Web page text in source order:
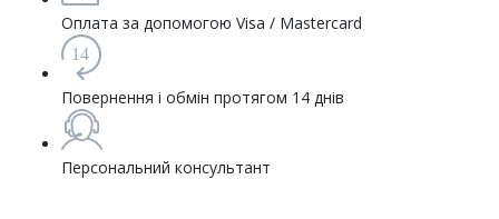
Оплата за допомогою Visa / Mastercard
14
Повернення і обмін протягом 14 днів
Персональний консультант